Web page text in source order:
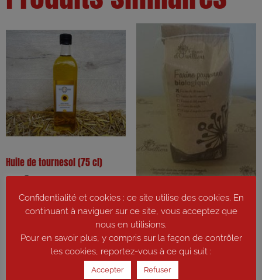
Huile de tournesol (75 cl)
7,20€
Ajouter au panier Farine d’engrain petit épeautre
T110 500 g
2,80€
Ajouter au panier
Confidentialité et cookies : ce site utilise des cookies. En
continuant à naviguer sur ce site, vous acceptez que
nous en utilisions.
Pour en savoir plus, y compris sur la façon de contrôler
les cookies, reportez-vous à ce qui suit :
Accepter Refuser